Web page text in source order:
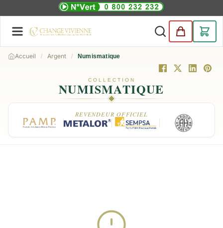
Accueil Argent Numismatique
COLLECTION
NUMISMATIQUE
REVENDEUR OFFICIEL